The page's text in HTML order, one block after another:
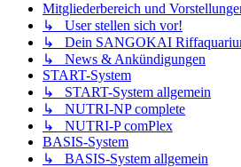
Mitgliederbereich und
↳ User stellen sich vor!
↳ Dein SANGOKAI
↳ News & Ankündigungen
START-System
↳ START-System allgemein
↳ NUTRI-NP complete
↳ NUTRI-P comPlex
BASIS-System
↳ BASIS-System allgemein